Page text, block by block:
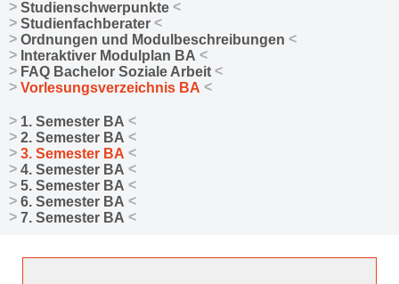
Studienschwerpunkte
Studienfachberater
Ordnungen und Modulbeschreibungen
Interaktiver Modulplan BA
FAQ Bachelor Soziale Arbeit
Vorlesungsverzeichnis BA
1. Semester BA
2. Semester BA
3. Semester BA
4. Semester BA
5. Semester BA
6. Semester BA
7. Semester BA